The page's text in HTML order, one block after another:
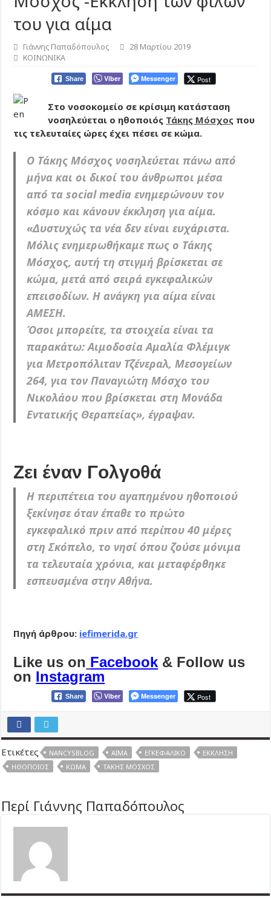
του για αίμα
Γιάννης Παπαδόπουλος
28 Μαρτίου 2019
ΚΟΙΝΩΝΙΚΑ
Share Viber Messenger Post
Στο νοσοκομείο σε κρίσιμη κατάσταση
νοσηλεύεται ο ηθοποιός Τάκης Μόσχος που
τις τελευταίες ώρες έχει πέσει σε κώμα.
Ο Τάκης Μόσχος νοσηλεύεται πάνω από
μήνα και οι δικοί του άνθρωποι μέσα
από τα social media ενημερώνουν τον
κόσμο και κάνουν έκκληση για αίμα.
«Δυστυχώς τα νέα δεν είναι ευχάριστα.
Μόλις ενημερωθήκαμε πως ο Τάκης
Μόσχος, αυτή τη στιγμή βρίσκεται σε
κώμα, μετά από σειρά εγκεφαλικών
επεισοδίων. Η ανάγκη για αίμα είναι
ΑΜΕΣΗ.
Όσοι μπορείτε, τα στοιχεία είναι τα
παρακάτω: Αιμοδοσία Αμαλία Φλέμιγκ
για Μετροπόλιταν Τζένεραλ, Μεσογείων
264, για τον Παναγιώτη Μόσχο του
Νικολάου που βρίσκεται στη Μονάδα
Εντατικής Θεραπείας», έγραψαν.
Ζει έναν Γολγοθά
Η περιπέτεια του αγαπημένου ηθοποιού
ξεκίνησε όταν έπαθε το πρώτο
εγκεφαλικό πριν από περίπου 40 μέρες
στη Σκόπελο, το νησί όπου ζούσε μόνιμα
τα τελευταία χρόνια, και μεταφέρθηκε
εσπευσμένα στην Αθήνα.
Πηγή άρθρου: iefimerida.gr
Like us on Facebook & Follow us
on Instagram
Share Viber Messenger Post
Ετικέτες NANCYSBLOG ΑΊΜΑ ΕΓΚΕΦΑΛΙΚΌ
ΈΚΚΛΗΣΗ
ΗΘΟΠΟΙΌΣ
ΚΏΜΑ ΤΆΚΗΣ ΜΌΣΧΟΣ
Περί Γιάννης Παπαδόπουλος